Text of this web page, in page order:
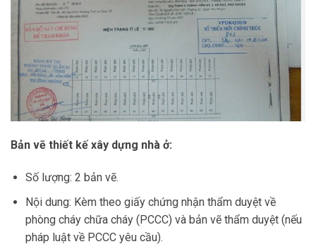
Bản vẽ thiết kế xây dựng nhà ở:
Số lượng: 2 bản vẽ.
Nội dung: Kèm theo giấy chứng nhận thẩm duyệt về
phòng cháy chữa cháy (PCCC) và bản vẽ thẩm duyệt (nếu
pháp luật về PCCC yêu cầu).